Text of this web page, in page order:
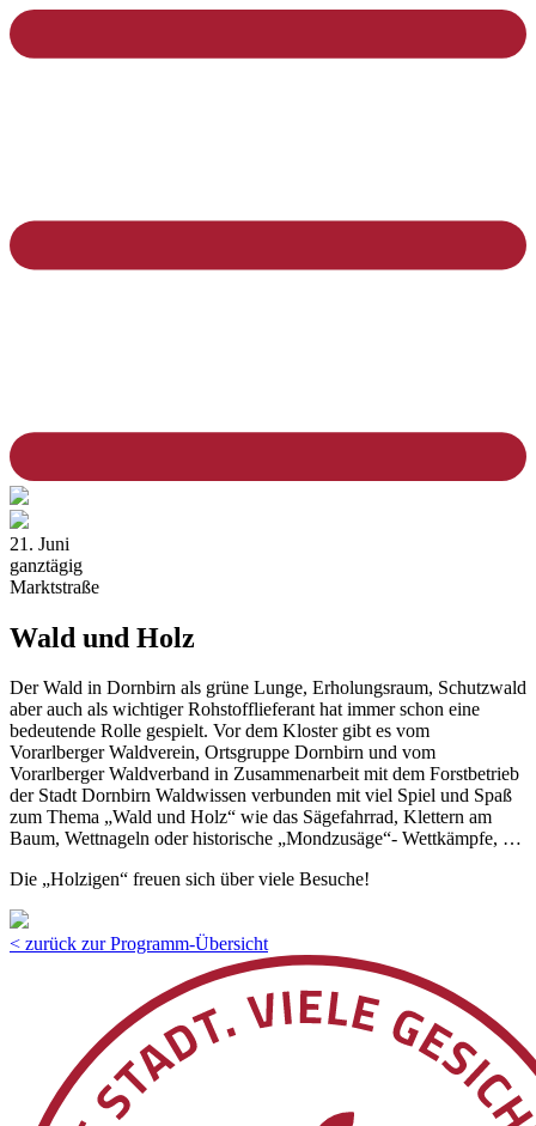
21. Juni
ganztägig
Marktstraße
Wald und Holz
Der Wald in Dornbirn als grüne Lunge, Erholungsraum, Schutzwald
aber auch als wichtiger Rohstofflieferant hat immer schon eine
bedeutende Rolle gespielt. Vor dem Kloster gibt es vom
Vorarlberger Waldverein, Ortsgruppe Dornbirn und vom
Vorarlberger Waldverband in Zusammenarbeit mit dem Forstbetrieb
der Stadt Dornbirn Waldwissen verbunden mit viel Spiel und Spaß
zum Thema „Wald und Holz“ wie das Sägefahrrad, Klettern am
Baum, Wettnageln oder historische „Mondzusäge“- Wettkämpfe, …
Die „Holzigen“ freuen sich über viele Besuche!
< zurück zur Programm-Übersicht